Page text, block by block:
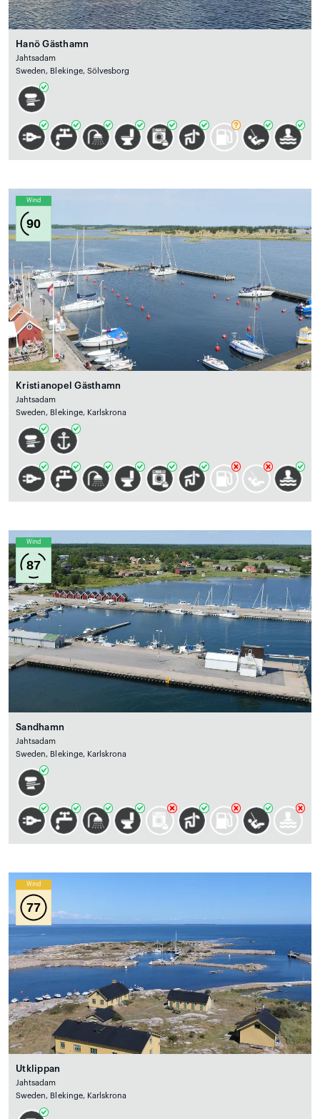
Hanö Gästhamn
Jahtsadam
Sweden, Blekinge, Sölvesborg
Wind
90
Kristianopel Gästhamn
Jahtsadam
Sweden, Blekinge, Karlskrona
Wind
87
Sandhamn
Jahtsadam
Sweden, Blekinge, Karlskrona
Wind
77
Utklippan
Jahtsadam
Sweden, Blekinge, Karlskrona